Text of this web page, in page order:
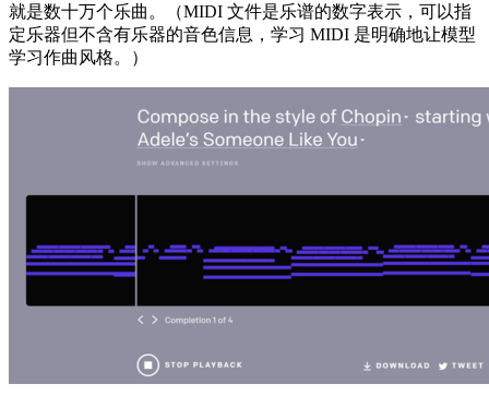
就是数十万个乐曲。（MIDI 文件是乐谱的数字表示，可以指
定乐器但不含有乐器的音色信息，学习 MIDI 是明确地让模型
学习作曲风格。）